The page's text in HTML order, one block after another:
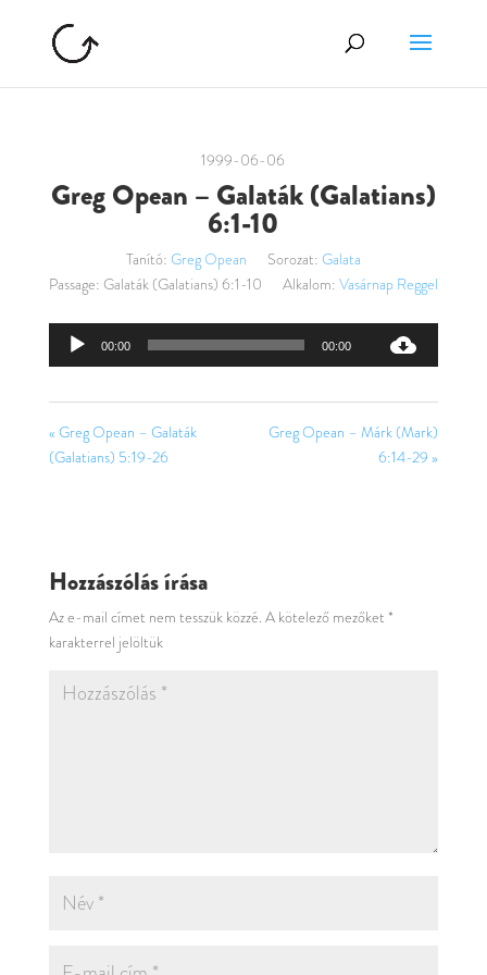
1999-06-06
Greg Opean – Galaták (Galatians)
6:1-10
Tanító: Greg Opean Sorozat: Galata
Passage: Galaták (Galatians) 6:1-10 Alkalom: Vasárnap Reggel
Audió
00:00 00:00
« Greg Opean – Galaták
(Galatians) 5:19-26
Greg Opean – Márk (Mark)
6:14-29 »
Hozzászólás írása
Az e-mail címet nem tesszük közzé. A kötelező mezőket *
karakterrel jelöltük